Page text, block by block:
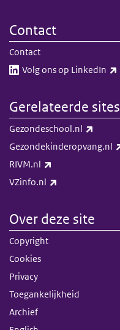
Contact
Contact
Volg ons op LinkedIn​​
Gerelateerde sites
Gezondeschool.nl
Gezondekinderopvang.nl
RIVM.nl
VZinfo.nl
Over deze site
Copyright
Cookies
Privacy
Toegankelijkheid
Archief